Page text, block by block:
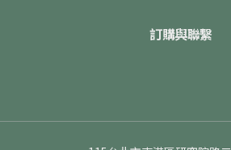
訂購與聯繫